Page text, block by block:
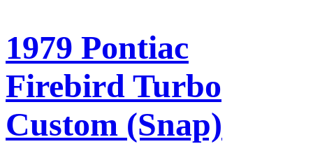
1979 Pontiac
Firebird Turbo
Custom (Snap)